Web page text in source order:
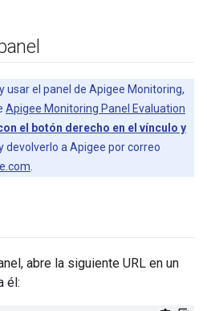
usar el panel de Apigee Monitoring,
Apigee Monitoring Panel Evaluation
el botón derecho en el vínculo y
devolverlo a Apigee por correo
abre la siguiente URL en un
él: